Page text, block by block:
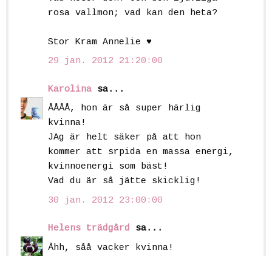
rosa vallmon; vad kan den heta?
Stor Kram Annelie ♥
29 jan. 2012 21:20:00
Karolina sa...
ÅÅÅÅ, hon är så super härlig
kvinna!
JAg är helt säker på att hon
kommer att srpida en massa energi,
kvinnoenergi som bäst!
Vad du är så jätte skicklig!
30 jan. 2012 23:00:00
Helens trädgård sa...
Åhh, såå vacker kvinna!